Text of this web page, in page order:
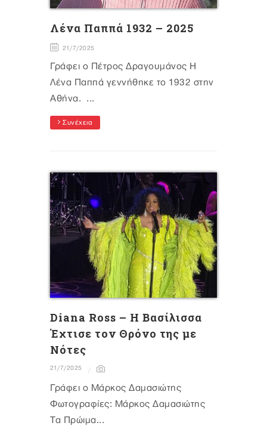
Λένα Παππά 1932 – 2025
21/7/2025
Γράφει ο Πέτρος Δραγουμάνος Η
Λένα Παππά γεννήθηκε το 1932 στην
Αθήνα. ...
Συνέχεια
Diana Ross – Η Βασίλισσα
Έχτισε τον Θρόνο της με
Νότες
21/7/2025
Γράφει ο Μάρκος Δαμασιώτης
Φωτογραφίες: Μάρκος Δαμασιώτης
Τα Πρώιμα...